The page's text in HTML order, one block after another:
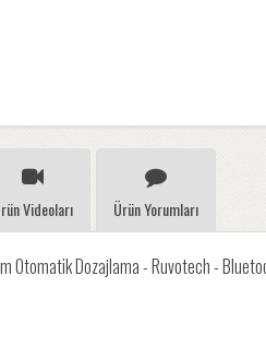
Videoları Ürün Yorumları
Otomatik Dozajlama - Ruvotech -